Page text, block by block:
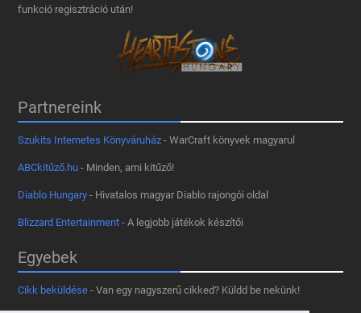
funkció regisztráció után!
Partnereink
Szukits Internetes Könyváruház - WarCraft könyvek magyarul
ABCkitűző.hu - Minden, ami kitűző!
Diablo Hungary - Hivatalos magyar Diablo rajongói oldal
Blizzard Entertainment - A legjobb játékok készítői
Egyebek
Cikk beküldése - Van egy nagyszerű cikked? Küldd be nekünk!